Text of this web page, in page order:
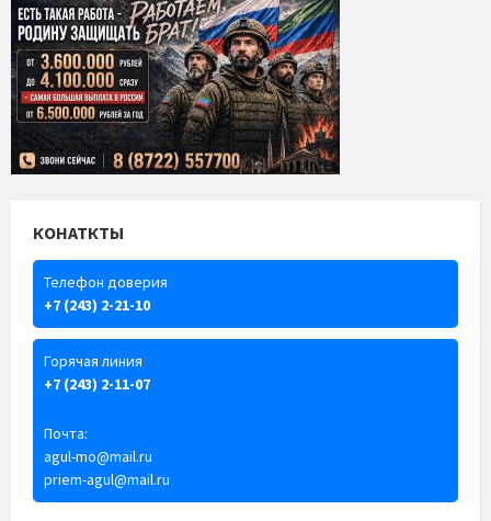
КОНАТКТЫ
Телефон доверия
+7 (243) 2-21-10
Горячая линия
+7 (243) 2-11-07
Почта:
agul-mo@mail.ru
priem-agul@mail.ru